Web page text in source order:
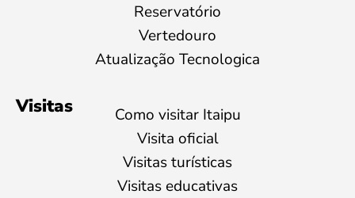
Reservatório
Vertedouro
Atualização Tecnologica
Visitas
Como visitar Itaipu
Visita oficial
Visitas turísticas
Visitas educativas